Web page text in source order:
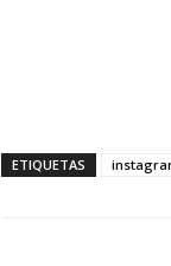
ETIQUETAS